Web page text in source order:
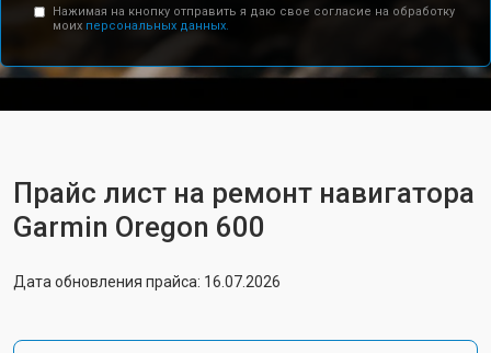
Нажимая на кнопку отправить я даю свое согласие на обработку
моих персональных данных.
Прайс лист на ремонт навигатора
Garmin Oregon 600
Дата обновления прайса: 16.07.2026